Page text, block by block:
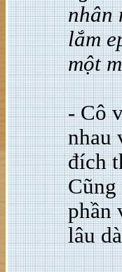
nhân
lắm
một
- Cô
nhau
đích
Cũng
phần
lâu